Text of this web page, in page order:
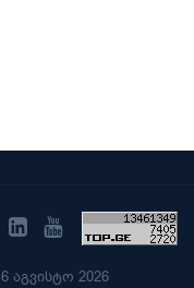
აგვისტო 2026